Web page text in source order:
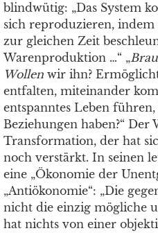
blindwütig: „Das System
sich reproduzieren, indem
zur gleichen Zeit
Warenproduktion …“ „
Wollen wir ihn?
entfalten, miteinander
entspanntes Leben
Beziehungen haben?“
Transformation, der hat
noch verstärkt. In seinen
eine „Ökonomie der
„Antiökonomie“: „Die
nicht die einzig mögliche
hat nichts von einer